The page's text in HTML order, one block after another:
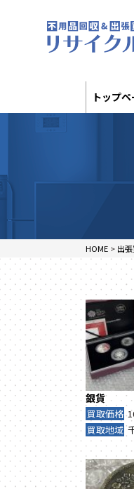
トップ
HOME > 出
銀貨
買取価格
買取地域